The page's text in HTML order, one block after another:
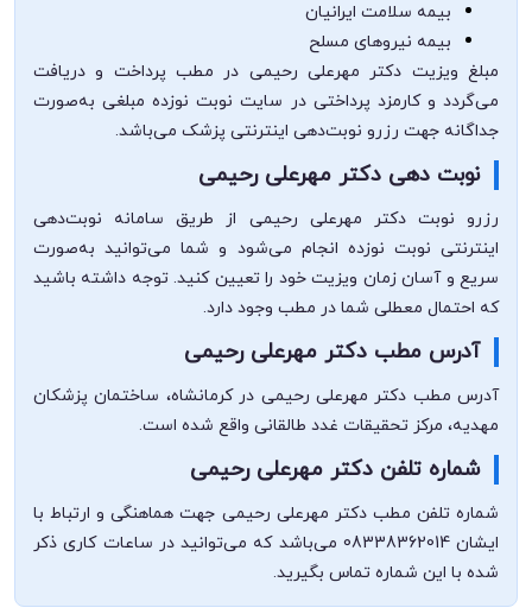
بیمه سلامت ایرانیان
بیمه نیروهای مسلح
مبلغ ویزیت دکتر مهرعلی رحیمی در مطب پرداخت و دریافت
می‌گردد و کارمزد پرداختی در سایت نوبت نوزده مبلغی به‌صورت
جداگانه جهت رزرو نوبت‌دهی اینترنتی پزشک می‌باشد.
نوبت دهی دکتر مهرعلی رحیمی
رزرو نوبت دکتر مهرعلی رحیمی از طریق سامانه نوبت‌دهی
اینترنتی نوبت نوزده انجام می‌شود و شما می‌توانید به‌صورت
سریع و آسان زمان ویزیت خود را تعیین کنید. توجه داشته باشید
که احتمال معطلی شما در مطب وجود دارد.
آدرس مطب دکتر مهرعلی رحیمی
آدرس مطب دکتر مهرعلی رحیمی در کرمانشاه، ساختمان پزشکان
مهدیه، مرکز تحقیقات غدد طالقانی واقع شده است.
شماره تلفن دکتر مهرعلی رحیمی
شماره تلفن مطب دکتر مهرعلی رحیمی جهت هماهنگی و ارتباط با
ایشان 08338362014 می‌باشد که می‌توانید در ساعات کاری ذکر
شده با این شماره تماس بگیرید.